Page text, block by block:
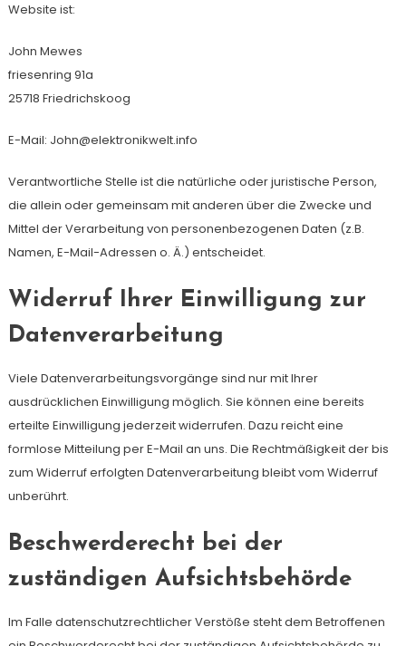
Website ist:
John Mewes
friesenring 91a
25718 Friedrichskoog
E-Mail: John@elektronikwelt.info
Verantwortliche Stelle ist die natürliche oder juristische Person,
die allein oder gemeinsam mit anderen über die Zwecke und
Mittel der Verarbeitung von personenbezogenen Daten (z.B.
Namen, E-Mail-Adressen o. Ä.) entscheidet.
Widerruf Ihrer Einwilligung zur
Datenverarbeitung
Viele Datenverarbeitungsvorgänge sind nur mit Ihrer
ausdrücklichen Einwilligung möglich. Sie können eine bereits
erteilte Einwilligung jederzeit widerrufen. Dazu reicht eine
formlose Mitteilung per E-Mail an uns. Die Rechtmäßigkeit der bis
zum Widerruf erfolgten Datenverarbeitung bleibt vom Widerruf
unberührt.
Beschwerderecht bei der
zuständigen Aufsichtsbehörde
Im Falle datenschutzrechtlicher Verstöße steht dem Betroffenen